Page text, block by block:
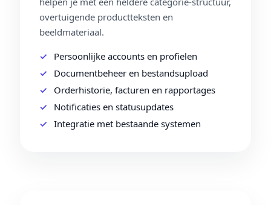
overtuigende productteksten en
beeldmateriaal.
Persoonlijke accounts en profielen
Documentbeheer en bestandsupload
Orderhistorie, facturen en rapportages
Notificaties en statusupdates
Integratie met bestaande systemen